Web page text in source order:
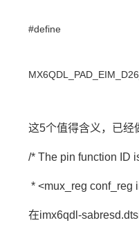
#define
这5个值得含义，已经
/* The pin function ID
* <mux_reg conf_reg
在imx6qdl-